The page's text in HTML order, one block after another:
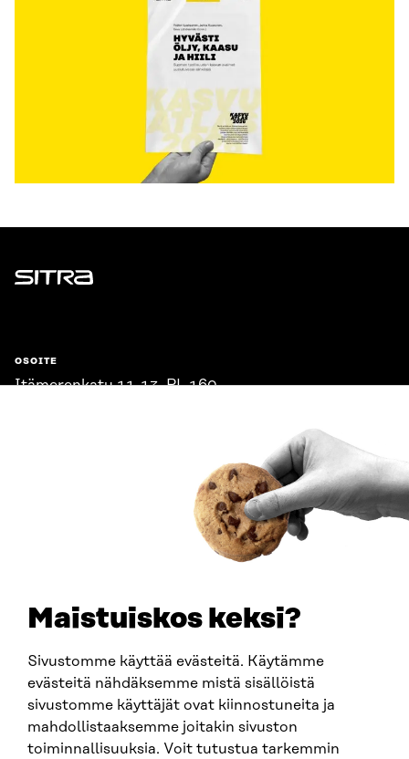
Maistuiskos keksi?
Sivustomme käyttää evästeitä. Käytämme
evästeitä nähdäksemme mistä sisällöistä
sivustomme käyttäjät ovat kiinnostuneita ja
mahdollistaaksemme joitakin sivuston
toiminnallisuuksia. Voit tutustua tarkemmin
Sitra
OSOITE
Itämerenkatu 11-13, PL 160,
SITRA SOSIAALISESSA MEDIASSA
LinkedIn
Instagram